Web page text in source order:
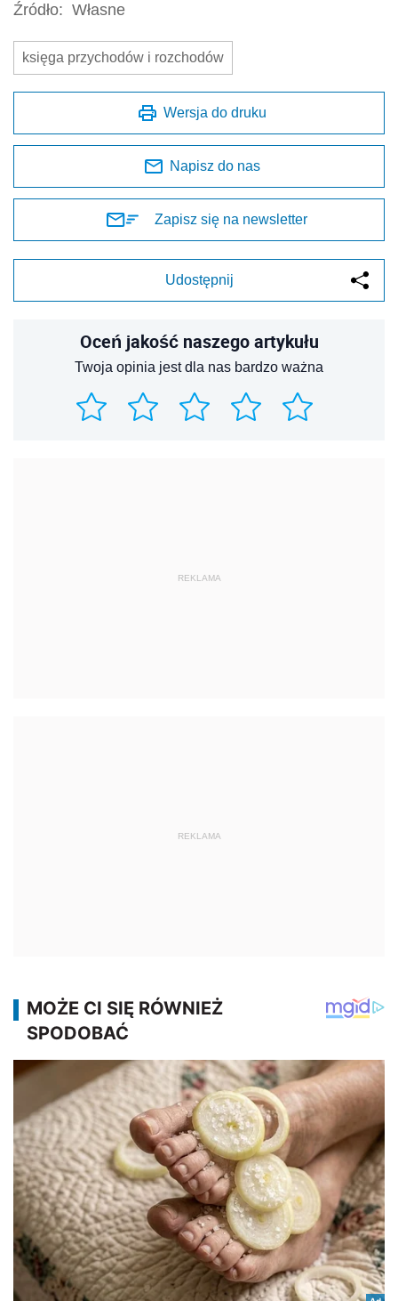
Źródło: Własne
księga przychodów i rozchodów
Wersja do druku
Napisz do nas
Zapisz się na newsletter
Udostępnij
Oceń jakość naszego artykułu
Twoja opinia jest dla nas bardzo ważna
REKLAMA
REKLAMA